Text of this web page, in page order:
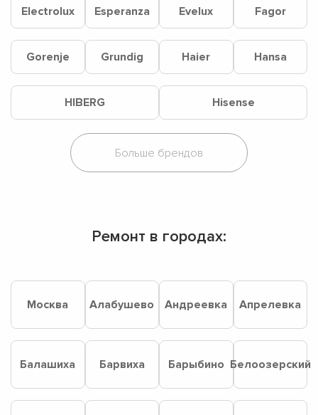
Electrolux Esperanza Evelux Fagor
Gorenje Grundig Haier Hansa
HIBERG Hisense
Ремонт в городах:
Москва Алабушево Андреевка Апрелевка
Балашиха Барвиха Барыбино Белоозерский